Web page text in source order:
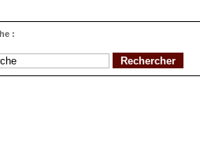
: